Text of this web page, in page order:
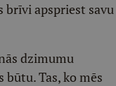
brīvi apspriest savu
dzimumu
Tas, ko mēs